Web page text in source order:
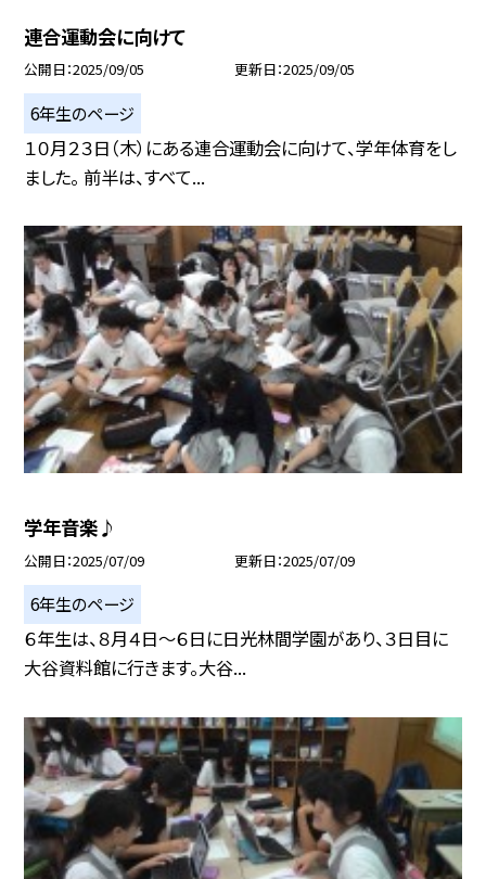
連合運動会に向けて
公開日 2025/09/05 更新日 2025/09/05
6年生のページ
１０月２３日（木）にある連合運動会に向けて、学年体育をし
ました。 前半は、すべて...
学年音楽♪
公開日 2025/07/09 更新日 2025/07/09
6年生のページ
６年生は、８月４日～６日に日光林間学園があり、３日目に
大谷資料館に行きます。大谷...